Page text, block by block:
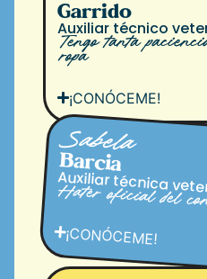
Garrido
Auxiliar técnico
Tengo tanta
ropa
¡CONÓCEME!
Sabela
Barcia
Auxiliar técnica
Hater oficial del
¡CONÓCEME!